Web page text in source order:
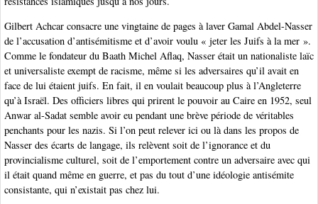
Gilbert Achcar consacre une vingtaine de pages à laver Gamal Abdel-Nasser
de l’accusation d’antisémitisme et d’avoir voulu « jeter les Juifs à la mer ».
Comme le fondateur du Baath Michel Aflaq, Nasser était un nationaliste laïc
et universaliste exempt de racisme, même si les adversaires qu’il avait en
face de lui étaient juifs. En fait, il en voulait beaucoup plus à l’Angleterre
qu’à Israël. Des officiers libres qui prirent le pouvoir au Caire en 1952, seul
Anwar al-Sadat semble avoir eu pendant une brève période de véritables
penchants pour les nazis. Si l’on peut relever ici ou là dans les propos de
Nasser des écarts de langage, ils relèvent soit de l’ignorance et du
provincialisme culturel, soit de l’emportement contre un adversaire avec qui
il était quand même en guerre, et pas du tout d’une idéologie antisémite
consistante, qui n’existait pas chez lui.